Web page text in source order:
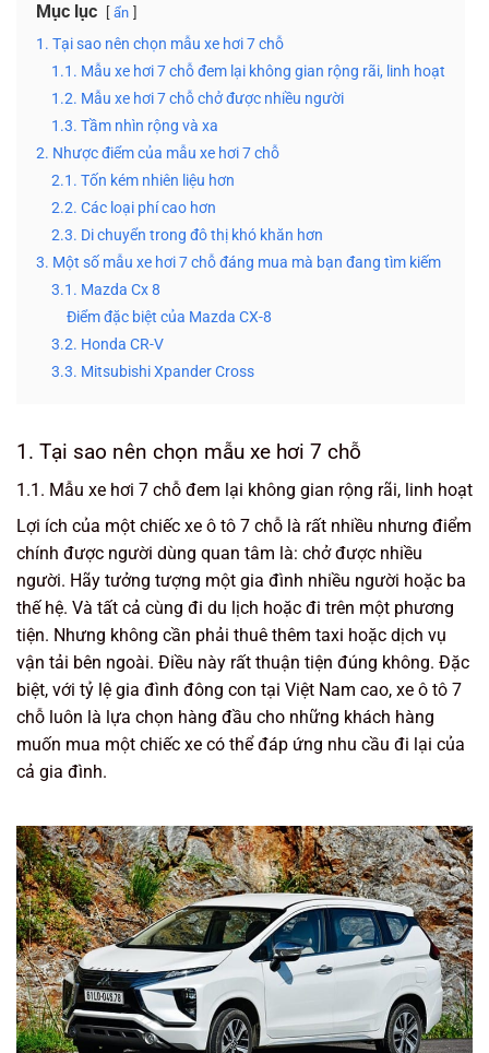
Mục lục ẩn
1. Tại sao nên chọn mẫu xe hơi 7 chỗ
1.1. Mẫu xe hơi 7 chỗ đem lại không gian rộng rãi, linh hoạt
1.2. Mẫu xe hơi 7 chỗ chở được nhiều người
1.3. Tầm nhìn rộng và xa
2. Nhược điểm của mẫu xe hơi 7 chỗ
2.1. Tốn kém nhiên liệu hơn
2.2. Các loại phí cao hơn
2.3. Di chuyển trong đô thị khó khăn hơn
3. Một số mẫu xe hơi 7 chỗ đáng mua mà bạn đang tìm kiếm
3.1. Mazda Cx 8
Điểm đặc biệt của Mazda CX-8
3.2. Honda CR-V
3.3. Mitsubishi Xpander Cross
1. Tại sao nên chọn mẫu xe hơi 7 chỗ
1.1. Mẫu xe hơi 7 chỗ đem lại không gian rộng rãi, linh hoạt
Lợi ích của một chiếc xe ô tô 7 chỗ là rất nhiều nhưng điểm
chính được người dùng quan tâm là: chở được nhiều
người. Hãy tưởng tượng một gia đình nhiều người hoặc ba
thế hệ. Và tất cả cùng đi du lịch hoặc đi trên một phương
tiện. Nhưng không cần phải thuê thêm taxi hoặc dịch vụ
vận tải bên ngoài. Điều này rất thuận tiện đúng không. Đặc
biệt, với tỷ lệ gia đình đông con tại Việt Nam cao, xe ô tô 7
chỗ luôn là lựa chọn hàng đầu cho những khách hàng
muốn mua một chiếc xe có thể đáp ứng nhu cầu đi lại của
cả gia đình.